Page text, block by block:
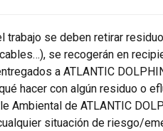
trabajo se deben retirar
se recogerán en
a ATLANTIC
hacer con algún residuo o
Ambiental de ATLANTIC
situación de riesgo/